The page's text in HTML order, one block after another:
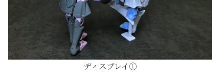
ディスプレイ①